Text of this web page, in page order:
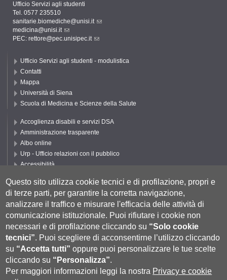
Ufficio Servizi agli studenti
Tel. 0577 235510
sanitarie.biomediche@unisi.it
medicina@unisi.it
PEC: rettore@pec.unisipec.it
Ufficio Servizi agli studenti - modulistica
Contatti
Mappa
Università di Siena
Scuola di Medicina e Scienze della Salute
Accoglienza disabili e servizi DSA
Amministrazione trasparente
Albo online
Urp - Ufficio relazioni con il pubblico
Accessibilità
Cookie settings
Segui UNISI
Questo sito utilizza cookie tecnici e di profilazione, propri e
di terze parti, per garantire la corretta navigazione,
analizzare il traffico e misurare l'efficacia delle attività di
comunicazione istituzionale. Puoi rifiutare i cookie non
necessari e di profilazione cliccando su “Solo cookie
tecnici”. Puoi scegliere di acconsentirne l’utilizzo cliccando
su “Accetta tutti” oppure puoi personalizzare le tue scelte
cliccando su “Personalizza”.
Per maggiori informazioni leggi la nostra Privacy e cookie